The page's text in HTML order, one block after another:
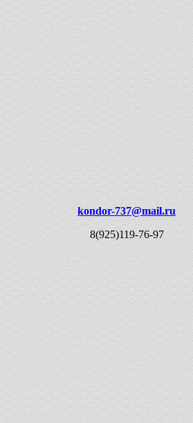
kondor-737@mail.ru
8(925)119-76-97